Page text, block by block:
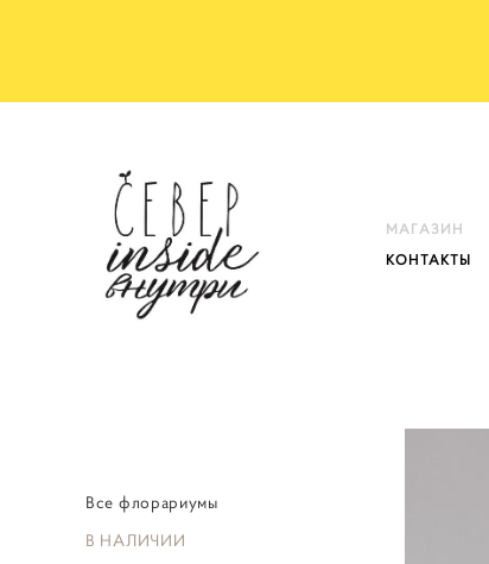
МАГАЗИН
КОНТАКТЫ
Все флорариумы
В НАЛИЧИИ